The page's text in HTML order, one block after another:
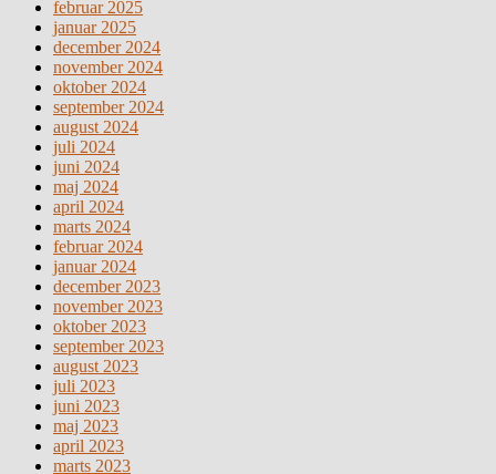
februar 2025
januar 2025
december 2024
november 2024
oktober 2024
september 2024
august 2024
juli 2024
juni 2024
maj 2024
april 2024
marts 2024
februar 2024
januar 2024
december 2023
november 2023
oktober 2023
september 2023
august 2023
juli 2023
juni 2023
maj 2023
april 2023
marts 2023